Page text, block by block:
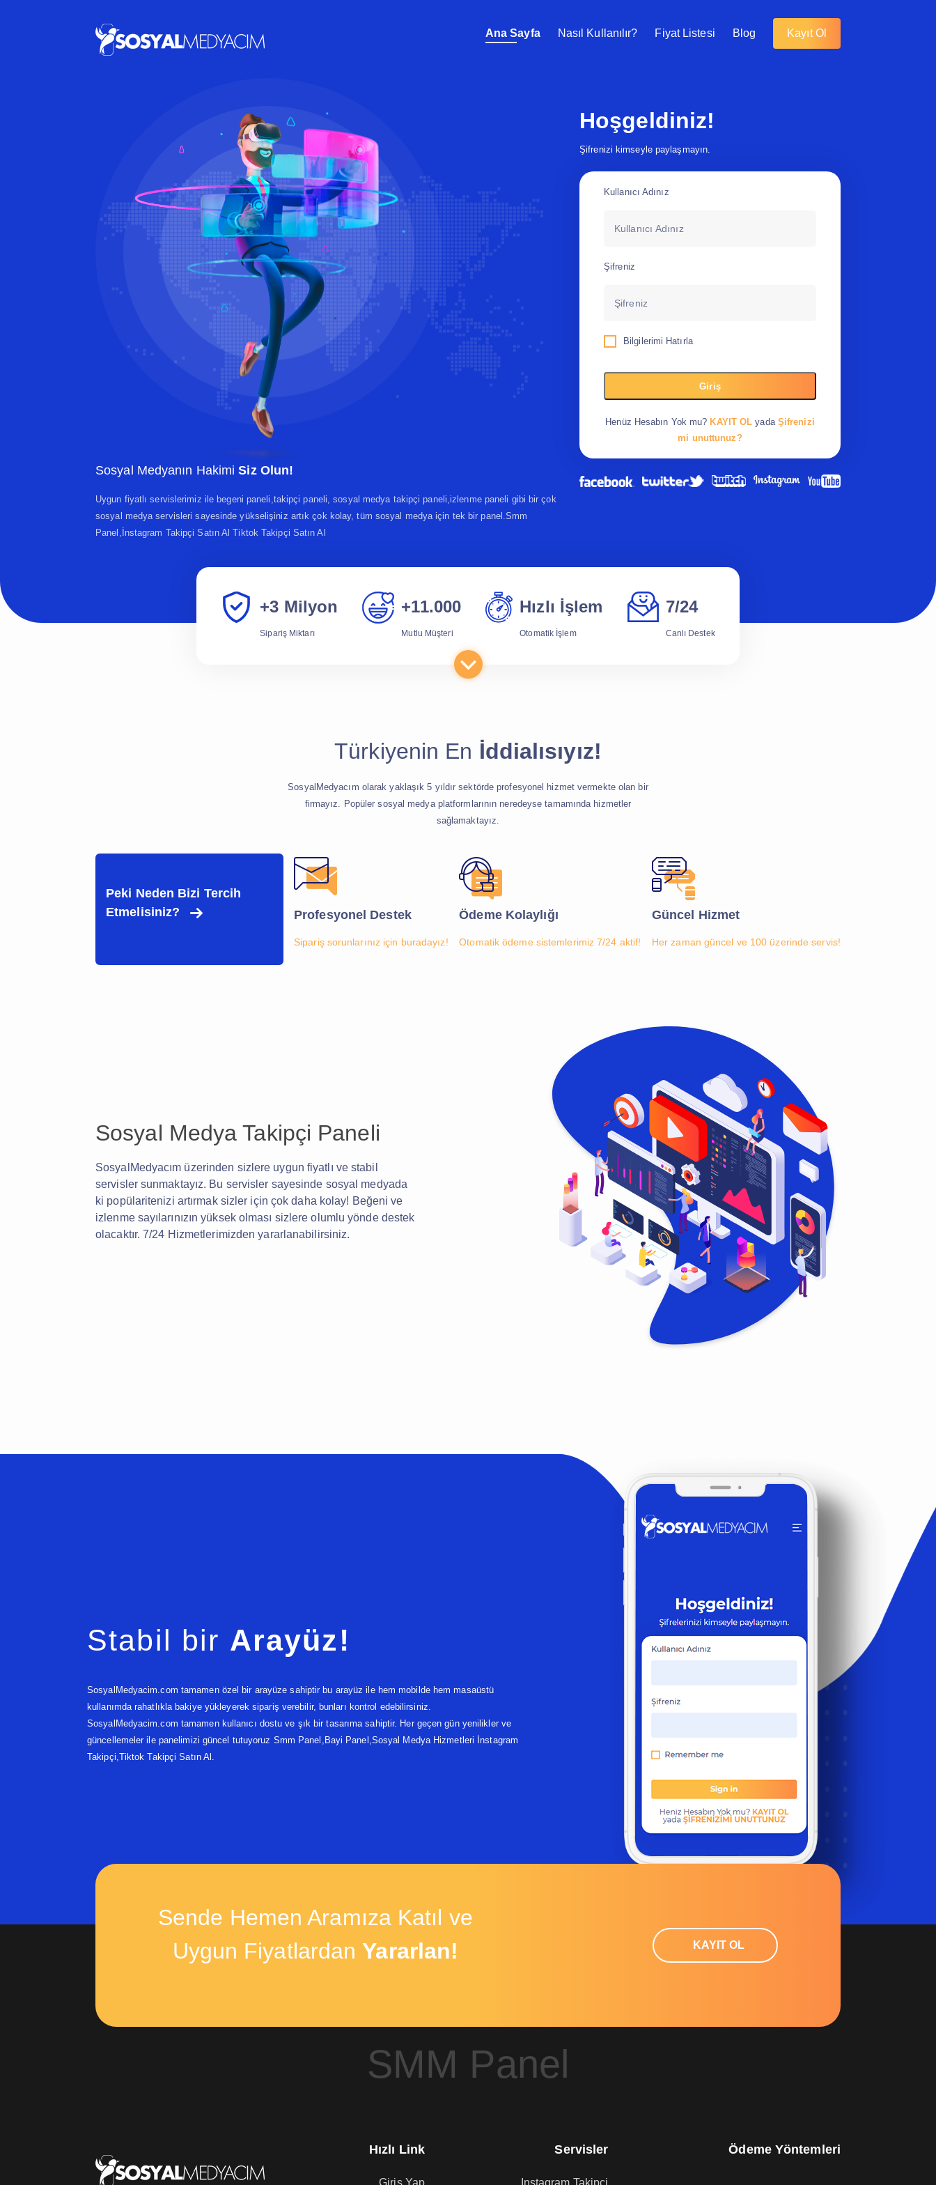
Ana Sayfa Nasıl Kullanılır? Fiyat Listesi Blog Kayıt Ol
Sosyal Medyanın HakimiSiz Olun!
Uygun fiyatlı servislerimiz ile begeni paneli,takipçi paneli, sosyal medya takipçi paneli,izlenme paneli gibi bir çok
sosyal medya servisleri sayesinde yükselişiniz artık çok kolay, tüm sosyal medya için tek bir panel.Smm
Panel,İnstagram Takipçi Satın Al Tiktok Takipçi Satın Al
Hoşgeldiniz!
Şifrenizi kimseyle paylaşmayın.
Kullanıcı Adınız
Şifreniz
Bilgilerimi Hatırla
Giriş
Henüz Hesabın Yok mu? KAYIT OL yada Şifrenizi
mi unuttunuz?
+3 Milyon
Sipariş Miktarı
+11.000
Mutlu Müşteri
Hızlı İşlem
Otomatik İşlem
7/24
Canlı Destek
Türkiyenin En İddialısıyız!
SosyalMedyacım olarak yaklaşık 5 yıldır sektörde profesyonel hizmet vermekte olan bir
firmayız. Popüler sosyal medya platformlarının neredeyse tamamında hizmetler
sağlamaktayız.
Peki Neden Bizi Tercih
Etmelisiniz?
Profesyonel Destek
Sipariş sorunlarınız için buradayız!
Ödeme Kolaylığı
Otomatik ödeme sistemlerimiz 7/24 aktif!
Güncel Hizmet
Her zaman güncel ve 100 üzerinde servis!
Sosyal Medya Takipçi Paneli
SosyalMedyacım üzerinden sizlere uygun fiyatlı ve stabil
servisler sunmaktayız. Bu servisler sayesinde sosyal medyada
ki popülaritenizi artırmak sizler için çok daha kolay! Beğeni ve
izlenme sayılarınızın yüksek olması sizlere olumlu yönde destek
olacaktır. 7/24 Hizmetlerimizden yararlanabilirsiniz.
Stabil bir Arayüz!
SosyalMedyacim.com tamamen özel bir arayüze sahiptir bu arayüz ile hem mobilde hem masaüstü
kullanımda rahatlıkla bakiye yükleyerek sipariş verebilir, bunları kontrol edebilirsiniz.
SosyalMedyacim.com tamamen kullanıcı dostu ve şık bir tasarıma sahiptir. Her geçen gün yenilikler ve
güncellemeler ile panelimizi güncel tutuyoruz Smm Panel,Bayi Panel,Sosyal Medya Hizmetleri İnstagram
Takipçi,Tiktok Takipçi Satın Al.
Sende Hemen Aramıza Katıl ve
Uygun FiyatlardanYararlan! KAYIT OL
SMM Panel
Teknolojinin gelişmesiyle bildiğiniz gibi telefonlar ve bilgisayarlar artık günlük hayatımızın vazgeçilmez bir parçası olduğunu hepimiz biliyoruz. Uyandığımızda ilk iş telefonumuza
Hızlı Link
Giriş Yap
Servisler
Instagram Takipçi
Ödeme Yöntemleri